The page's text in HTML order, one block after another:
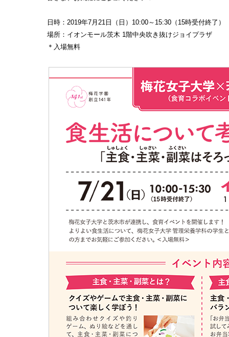
日時：2019年7月21日（日）10:00～15:30（15時受付終了）
場所：イオンモール茨木 1階中央吹き抜けジョイプラザ
＊入場無料